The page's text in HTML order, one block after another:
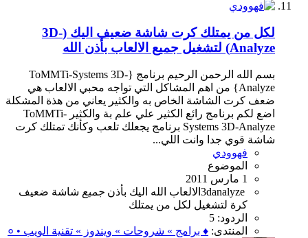
لكل من يمتلك كرت شاشة ضعيف اليك (3D-
Analyze) لتشغيل جميع الالعاب بأذن الله
بسم الله الرحمن الرحيم برنامج {ToMMTi-Systems 3D-
Analyze} من اهم المشاكل التي تواجه محبي الالعاب هي
ضعف كرت الشاشة الخاص به والكثير يعاني من هذة المشكلة
اضع لكم برنامج رائع الكثير علي علم بة والكثير ToMMTi-
Systems 3D-Analyze برنامج يجعلك تلعب وكأنك تمتلك كرت
شاشة قوي جدا وانت اللي...
فهوودي
الموضوع
1 مارس 2011
3danalyze الالعاب الله اليك بأذن جميع شاشة ضعيف
كرة لتشغيل لكل من يمتلك
الردود: 5
المنتدى: ♦ برامج » شروحات » ويندوز » تقنية الويب • ०